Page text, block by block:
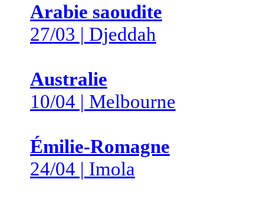
Arabie saoudite
27/03 | Djeddah
Australie
10/04 | Melbourne
Émilie-Romagne
24/04 | Imola